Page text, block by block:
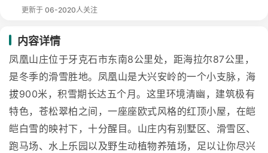
更新于 06-2020人关注
内容详情
凤凰山庄位于牙克石市东南8公里处，距海拉尔87公里，
是冬季的滑雪胜地。凤凰山是大兴安岭的一个小支脉，海
拔900米，积雪期长达五个月。这里环境清幽，建筑极有
特色，苍松翠柏之间，一座座欧式风格的红顶小屋，在皑
皑白雪的映衬下，十分醒目。山庄内有别墅区、滑雪区、
跑马场、水上乐园以及野生动植物养殖场，足以让你尽兴